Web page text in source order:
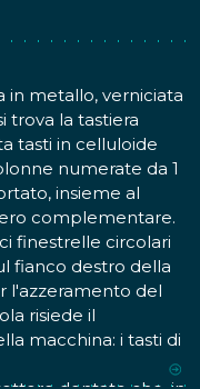
in metallo, verniciata
trova la tastiera
tasti in celluloide
numerate da 1
insieme al
complementare.
finestrelle circolari
fianco destro della
l'azzeramento del
risiede il
macchina: i tasti di
di una medesima